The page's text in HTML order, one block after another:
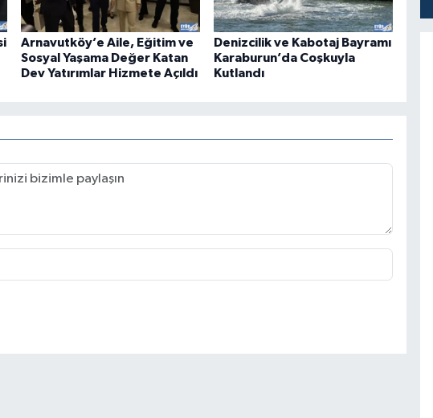
Arnavutköy’e Aile, Eğitim ve
Sosyal Yaşama Değer Katan
Dev Yatırımlar Hizmete Açıldı
Denizcilik ve Kabotaj Bayramı
Karaburun’da Coşkuyla
Kutlandı